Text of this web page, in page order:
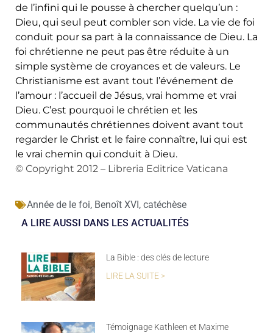
de l’infini qui le pousse à chercher quelqu’un :
Dieu, qui seul peut combler son vide. La vie de foi
conduit pour sa part à la connaissance de Dieu. La
foi chrétienne ne peut pas être réduite à un
simple système de croyances et de valeurs. Le
Christianisme est avant tout l’événement de
l’amour : l’accueil de Jésus, vrai homme et vrai
Dieu. C’est pourquoi le chrétien et les
communautés chrétiennes doivent avant tout
regarder le Christ et le faire connaître, lui qui est
le vrai chemin qui conduit à Dieu.
© Copyright 2012 – Libreria Editrice Vaticana
Année de le foi, Benoît XVI, catéchèse
A LIRE AUSSI DANS LES ACTUALITÉS
La Bible : des clés de lecture
LIRE LA SUITE >
Témoignage Kathleen et Maxime